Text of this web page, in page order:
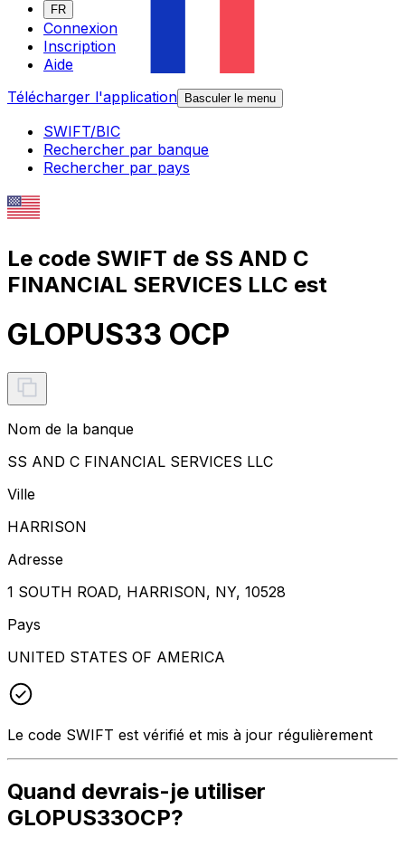
FR
Connexion
Inscription
Aide
Télécharger l'application
Basculer le menu
SWIFT/BIC
Rechercher par banque
Rechercher par pays
Le code SWIFT de SS AND C
FINANCIAL SERVICES LLC est
GLOPUS33 OCP
Nom de la banque
SS AND C FINANCIAL SERVICES LLC
Ville
HARRISON
Adresse
1 SOUTH ROAD, HARRISON, NY, 10528
Pays
UNITED STATES OF AMERICA
Le code SWIFT est vérifié et mis à jour régulièrement
Quand devrais-je utiliser
GLOPUS33OCP?